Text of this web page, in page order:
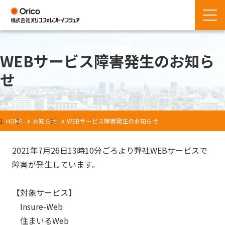
WEBサービス障害発生のお知ら
せ
HOME お知らせ WEBサービス障害発生のお知らせ
2021年7月26日13時10分ごろより弊社WEBサービスで
障害が発生しています。
【対象サービス】
Insure-Web
住まいるWeb